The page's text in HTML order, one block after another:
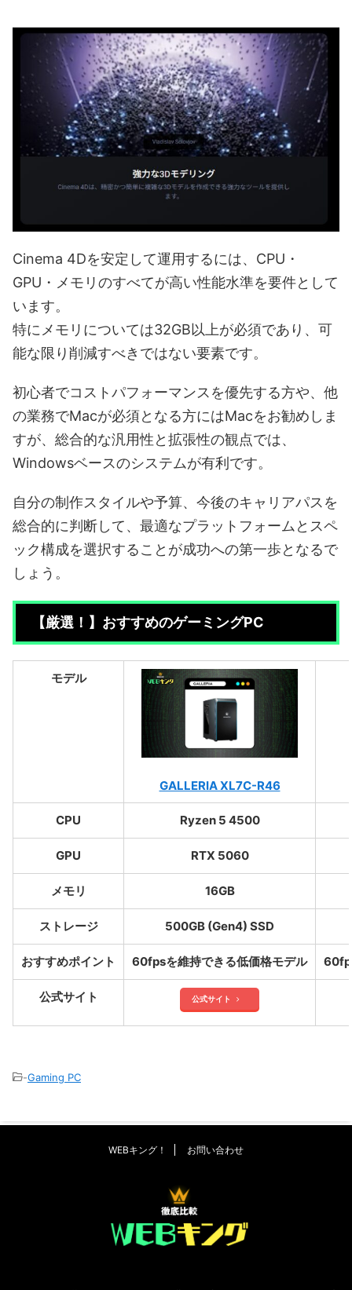
Cinema 4Dを安定して運用するには、CPU・
GPU・メモリのすべてが高い性能水準を要件として
います。
特にメモリについては32GB以上が必須であり、可
能な限り削減すべきではない要素です。
初心者でコストパフォーマンスを優先する方や、他
の業務でMacが必須となる方にはMacをお勧めしま
すが、総合的な汎用性と拡張性の観点では、
Windowsベースのシステムが有利です。
自分の制作スタイルや予算、今後のキャリアパスを
総合的に判断して、最適なプラットフォームとスペ
ック構成を選択することが成功への第一歩となるで
しょう。
【厳選！】おすすめのゲーミングPC
モデル
GALLERIA XL7C-R46
CPU Ryzen 5 4500
GPU RTX 5060
メモリ 16GB
ストレージ 500GB (Gen4) SSD
おすすめポイント 60fpsを維持できる低価格モデル
公式サイト 公式サイト
-Gaming PC
WEBキング！ お問い合わせ